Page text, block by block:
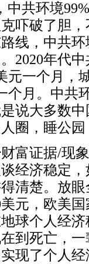
中共环境99%
吓破了胆
线，中共
2020年代中
元一个月，
个月。中共
说大多数
圈，睡公
富证据/现
经济稳定
清楚。放
美元，欧美
球个人经
到死亡，
现了个人